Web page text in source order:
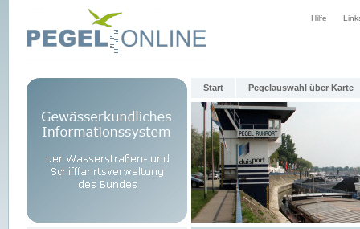
Hilfe
Start Pegelauswahl über Karte